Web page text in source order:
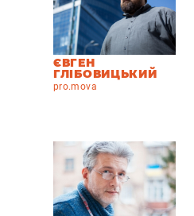
ЄВГЕН
ГЛІБОВИЦЬКИЙ
pro.mova